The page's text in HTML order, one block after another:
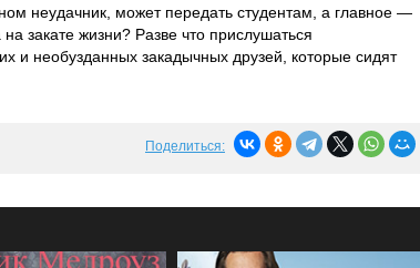
неудачник, может передать студентам, а главное —
закате жизни? Разве что прислушаться
и необузданных закадычных друзей, которые сидят
Поделиться: